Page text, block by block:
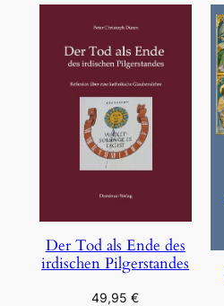
Der Tod als Ende des
irdischen Pilgerstandes
49,95€